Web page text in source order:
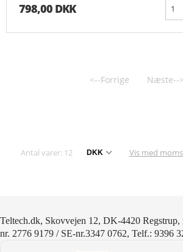
798,00 DKK
<--Forrige Næste-->
Antal varer: 12 Vis med moms
Teltech.dk, Skovvejen 12, DK-4420
nr. 2776 9179 / SE-nr.3347 0762, Telf.: 9396